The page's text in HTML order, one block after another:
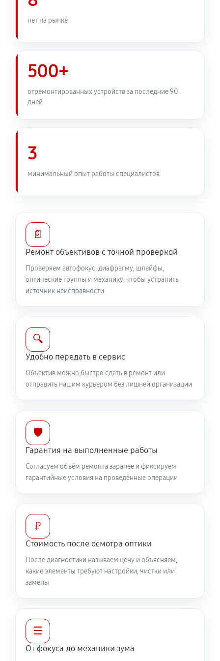
Установка подвеса объектива Canon EF-S 18-55
f/3.5-5.6 IS
460 руб
Замена электронной платы
Ремонт узла автофокуса
Замена переходных шлейфов
Устранение механических повреждений
Ремонт электроники объектива Canon EF-S 18-55
f/3.5-5.6 IS
1040 руб 60 минут
Ремонт передней линзы объектива
920 руб 60 минут
Ремонт механических узлов
Ремонт кольца зуммирования
Разблокировка заклинивания
630 руб 60 минут
Замена светофильтра объектива Canon EF-S 18-55
f/3.5-5.6 IS
1040 руб 60 минут
лет на рынке
500+
отремонтированных устройств за последние 90
дней
3
минимальный опыт работы специалистов
📄
Ремонт объективов с точной проверкой
Проверяем автофокус, диафрагму, шлейфы,
оптические группы и механику, чтобы устранить
источник неисправности
🔍
Удобно передать в сервис
Объектив можно быстро сдать в ремонт или
отправить нашим курьером без лишней организации
🛡️
Гарантия на выполненные работы
Согласуем объём ремонта заранее и фиксируем
гарантийные условия на проведённые операции
₽
Стоимость после осмотра оптики
После диагностики называем цену и объясняем,
какие элементы требуют настройки, чистки или
замены
☰
От фокуса до механики зума